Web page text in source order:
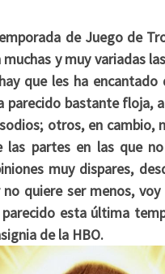
de Juego de
y muy variadas
que les ha
parecido bastante floja,
otros, en cambio,
las partes en las que
muy dispares,
no quiere ser menos,
esta última
de la HBO.